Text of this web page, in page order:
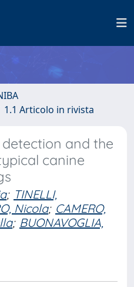
1.1 Articolo in rivista
detection and the
canine
; TINELLI,
Nicola; CAMERO,
; BUONAVOGLIA,